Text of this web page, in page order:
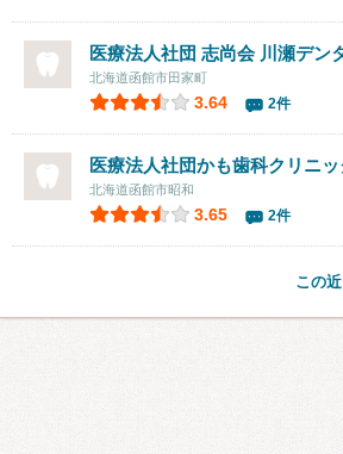
医療法人社団 志尚会 川瀬デン
北海道函館市田家町
3.64 2件
医療法人社団かも歯科クリニッ
北海道函館市昭和
3.65 2件
この